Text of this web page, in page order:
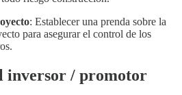
: Establecer una prenda sobre la
para asegurar el control de los
inversor / promotor